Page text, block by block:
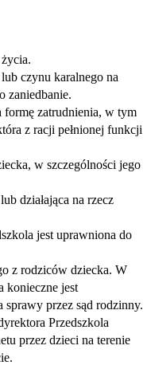
czynu karalnego na
zaniedbanie.
formę zatrudnienia, w tym
z racji pełnionej funkcji
w szczególności jego
działająca na rzecz
jest uprawniona do
z rodziców dziecka. W
konieczne jest
przez sąd rodzinny.
Przedszkola
przez dzieci na terenie